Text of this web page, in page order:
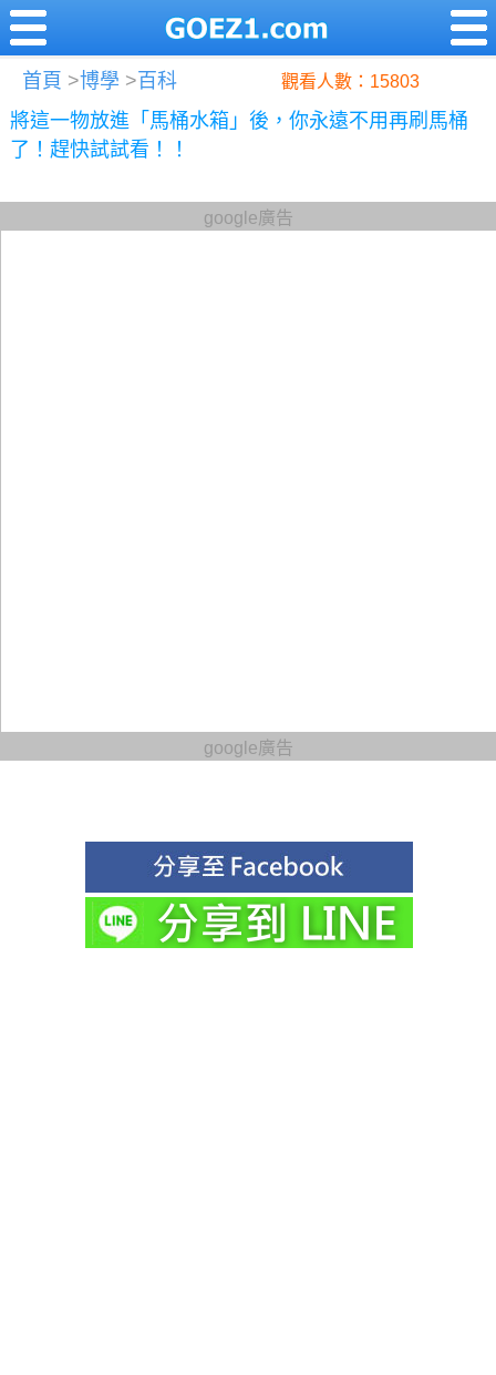
首頁 >博學 > 百科 觀看人數：15803
將這一物放進「馬桶水箱」後，你永遠不用再刷馬桶
了！趕快試試看！！
google廣告
google廣告